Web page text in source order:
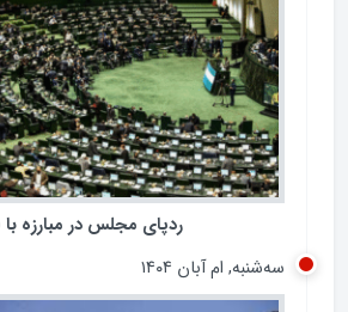
وام ازدواج به بیش از 80درصد متقاضیان پرداخت شده است
پنجشنبه, ام آبان ۱۴۰۴